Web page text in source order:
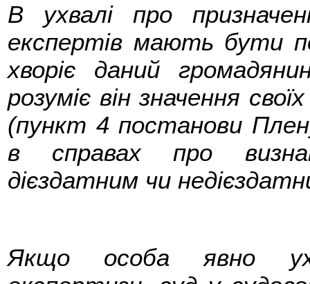
В ухвалі про
експертів мають бути
хворіє даний
розуміє він значення
(пункт 4 постанови
в справах про
дієздатним чи
Якщо особа явно